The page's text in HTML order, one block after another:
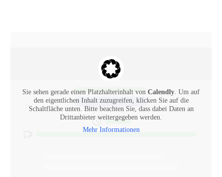
Sie sehen gerade einen Platzhalterinhalt von Calendly. Um auf
den eigentlichen Inhalt zuzugreifen, klicken Sie auf die
Schaltfläche unten. Bitte beachten Sie, dass dabei Daten an
Drittanbieter weitergegeben werden.
Mehr Informationen